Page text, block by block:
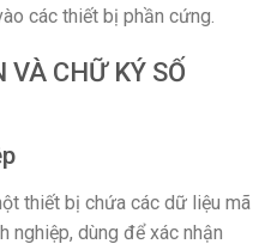
các thiết bị phần cứng.
VÀ CHỮ KÝ SỐ
thiết bị chứa các dữ liệu mã
nghiệp, dùng để xác nhận